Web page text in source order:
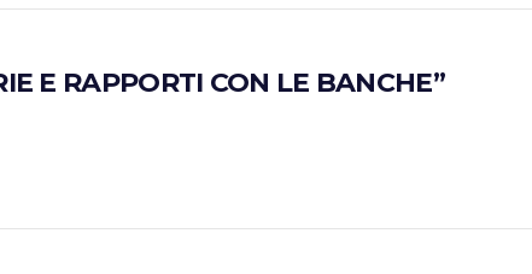
E RAPPORTI CON LE BANCHE”